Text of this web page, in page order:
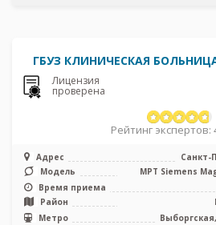
ГБУЗ КЛИНИЧЕСКАЯ
Лицензия
проверена
Рейтинг экспертов:
Адрес
Санкт-
Модель
МРТ Siemens
Время приема
Район
Метро